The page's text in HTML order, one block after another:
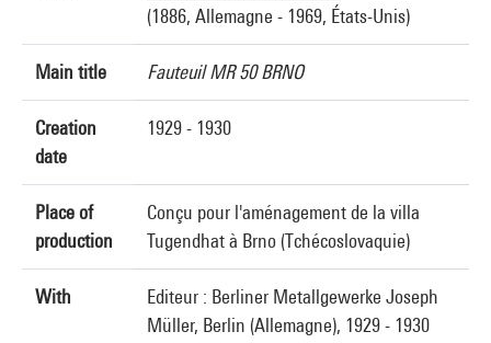
(1886, Allemagne - 1969, États-Unis)
Main title Fauteuil MR 50 BRNO
Creation
date
1929 - 1930
Place of
production
Conçu pour l'aménagement de la villa
Tugendhat à Brno (Tchécoslovaquie)
With
Editeur : Berliner Metallgewerke Joseph
Müller, Berlin (Allemagne), 1929 - 1930